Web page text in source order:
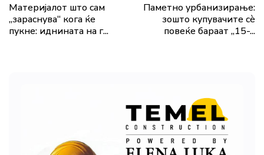
Материјалот што сам
„зараснува“ кога ќе
пукне: иднината на г...
Паметно урбанизирање:
зошто купувачите сè
повеќе бараат „15-...